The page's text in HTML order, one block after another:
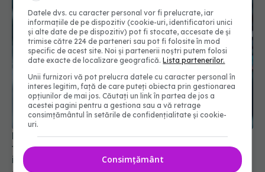
Pacienții ar putea avea acces mai rapid la
tratamente. UNIFARM anunță un parteneriat
important
Datele dvs. cu caracter personal vor fi prelucrate, iar
informațiile de pe dispozitiv (cookie-uri, identificatori unici
și alte date de pe dispozitiv) pot fi stocate, accesate de și
trimise către 224 de parteneri sau pot fi folosite în mod
specific de acest site. Noi și partenerii noștri putem folosi
date exacte de localizare geografică.Lista partenerilor.
Unii furnizori vă pot prelucra datele cu caracter personal în
interes legitim, față de care puteți obiecta prin gestionarea
opțiunilor de mai jos. Căutați un link în partea de jos a
acestei pagini pentru a gestiona sau a vă retrage
consimțământul în setările de confidențialitate și cookie-
uri.
Consimțământ